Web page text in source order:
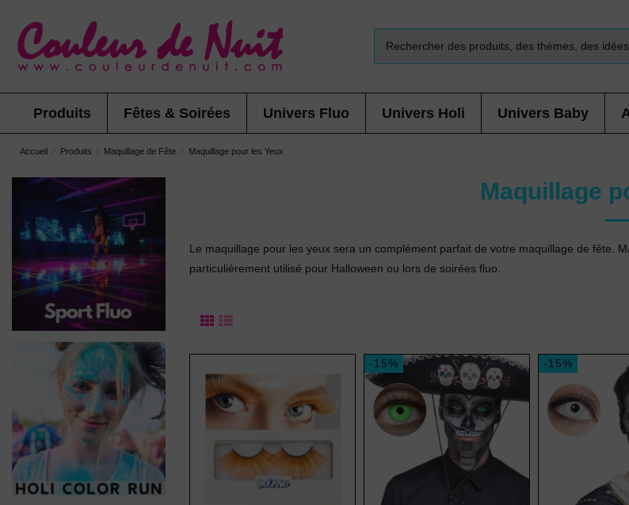
Produits Fêtes & Soirées Univers Fluo Univers Holi Univers Baby
Accueil Produits Maquillage de Fête Maquillage pour les Yeux
Maquillage
Le maquillage pour les yeux sera un complément parfait de votre maquillage de fête.
particulièrement utilisé pour Halloween ou lors de soirées fluo.
-15% -15%